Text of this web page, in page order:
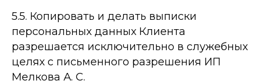
5.5. Копировать и делать выписки
персональных данных Клиента
разрешается исключительно в служебных
целях с письменного разрешения ИП
Мелкова А. С.